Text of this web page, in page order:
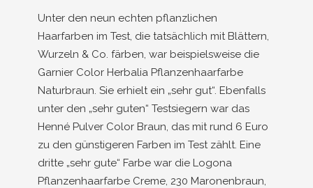
Unter den neun echten pflanzlichen
Haarfarben im Test, die tatsächlich mit Blättern,
Wurzeln & Co. färben, war beispielsweise die
Garnier Color Herbalia Pflanzenhaarfarbe
Naturbraun. Sie erhielt ein „sehr gut“. Ebenfalls
unter den „sehr guten“ Testsiegern war das
Henné Pulver Color Braun, das mit rund 6 Euro
zu den günstigeren Farben im Test zählt. Eine
dritte „sehr gute“ Farbe war die Logona
Pflanzenhaarfarbe Creme, 230 Maronenbraun,